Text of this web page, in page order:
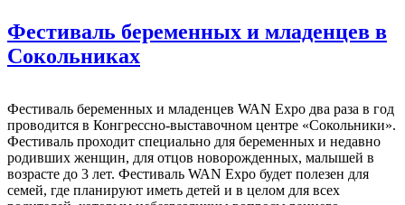
Фестиваль беременных и младенцев в
Сокольниках
Фестиваль беременных и младенцев WAN Expo два раза в год
проводится в Конгрессно-выставочном центре «Сокольники».
Фестиваль проходит специально для беременных и недавно
родивших женщин, для отцов новорожденных, малышей в
возрасте до 3 лет. Фестиваль WAN Expo будет полезен для
семей, где планируют иметь детей и в целом для всех